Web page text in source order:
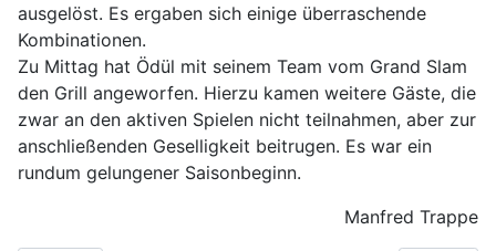
ausgelöst. Es ergaben sich einige überraschende
Kombinationen.
Zu Mittag hat Ödül mit seinem Team vom Grand Slam
den Grill angeworfen. Hierzu kamen weitere Gäste, die
zwar an den aktiven Spielen nicht teilnahmen, aber zur
anschließenden Geselligkeit beitrugen. Es war ein
rundum gelungener Saisonbeginn.
Manfred Trappe